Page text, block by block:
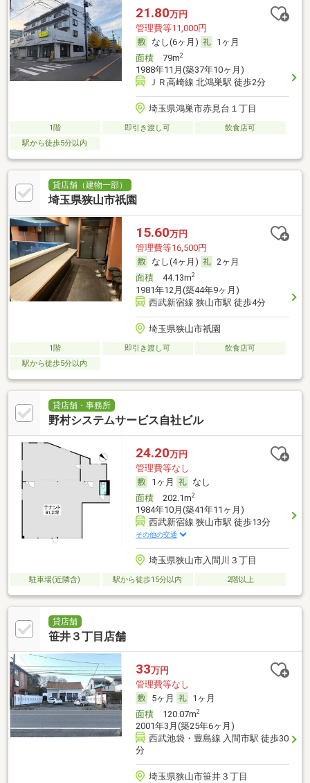
21.80万円
管理費等11,000円
なし(6ヶ月)
1ヶ月
面積79m2
1988年11月(築37年10ヶ月)
ＪＲ高崎線 北鴻巣駅 徒歩2分
埼玉県鴻巣市赤見台１丁目
1階 即引き渡し可
飲食店可
駅から徒歩5分以内
貸店舗（建物一部）
埼玉県狭山市祇園
15.60万円
管理費等16,500円
なし(4ヶ月)
2ヶ月
面積44.13m2
1981年12月(築44年9ヶ月)
西武新宿線 狭山市駅 徒歩4分
埼玉県狭山市祇園
1階 即引き渡し可
飲食店可
駅から徒歩5分以内
貸店舗・事務所
野村システムサービス自社ビル
24.20万円
管理費等なし
1ヶ月
なし
面積202.1m2
1984年10月(築41年11ヶ月)
西武新宿線 狭山市駅 徒歩13分
その他の交通
埼玉県狭山市入間川３丁目
駐車場(近隣含) 駅から徒歩15分以内 2階以上
貸店舗
笹井３丁目店舗
33万円
管理費等なし
5ヶ月
1ヶ月
面積120.07m2
2001年3月(築25年6ヶ月)
西武池袋・豊島線 入間市駅 徒歩30
分
埼玉県狭山市笹井３丁目